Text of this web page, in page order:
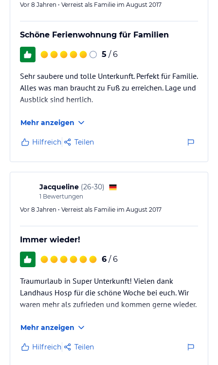
Vor 8 Jahren • Verreist als Familie im August 2017
Schöne Ferienwohnung für Familien
5 / 6
Sehr saubere und tolle Unterkunft. Perfekt für Familie.
Alles was man braucht zu Fuß zu erreichen. Lage und
Ausblick sind herrlich.
Mehr anzeigen
Hilfreich Teilen
Jacqueline (26-30)
1 Bewertungen
Vor 8 Jahren • Verreist als Familie im August 2017
Immer wieder!
6 / 6
Traumurlaub in Super Unterkunft! Vielen dank
Landhaus Hosp für die schöne Woche bei euch. Wir
waren mehr als zufrieden und kommen gerne wieder.
Mehr anzeigen
Hilfreich Teilen